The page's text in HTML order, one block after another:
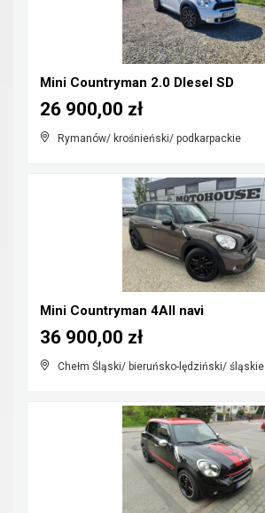
Mini Countryman 2.0 DIesel SD
Rymanów/ krośnieński/ podkarpackie
26 900,00 zł
Mini Countryman 4All navi
Chełm Śląski/ bieruńsko-lędziński/ śląskie
36 900,00 zł